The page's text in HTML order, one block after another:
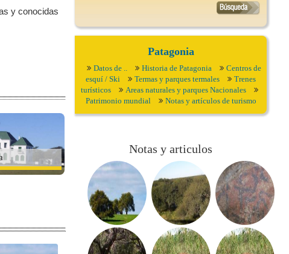
y conocidas
Patagonia
Datos de .. Historia de Patagonia
Centros de
esquí / Ski
Termas y parques termales
Trenes
turísticos
Areas naturales y parques Nacionales
Patrimonio mundial
Notas y artículos de turismo
Notas y articulos